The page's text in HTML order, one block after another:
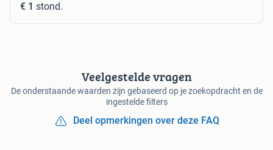
€ 1 stond.
Veelgestelde vragen
De onderstaande waarden zijn gebaseerd op je zoekopdracht en de
ingestelde filters
Deel opmerkingen over deze FAQ